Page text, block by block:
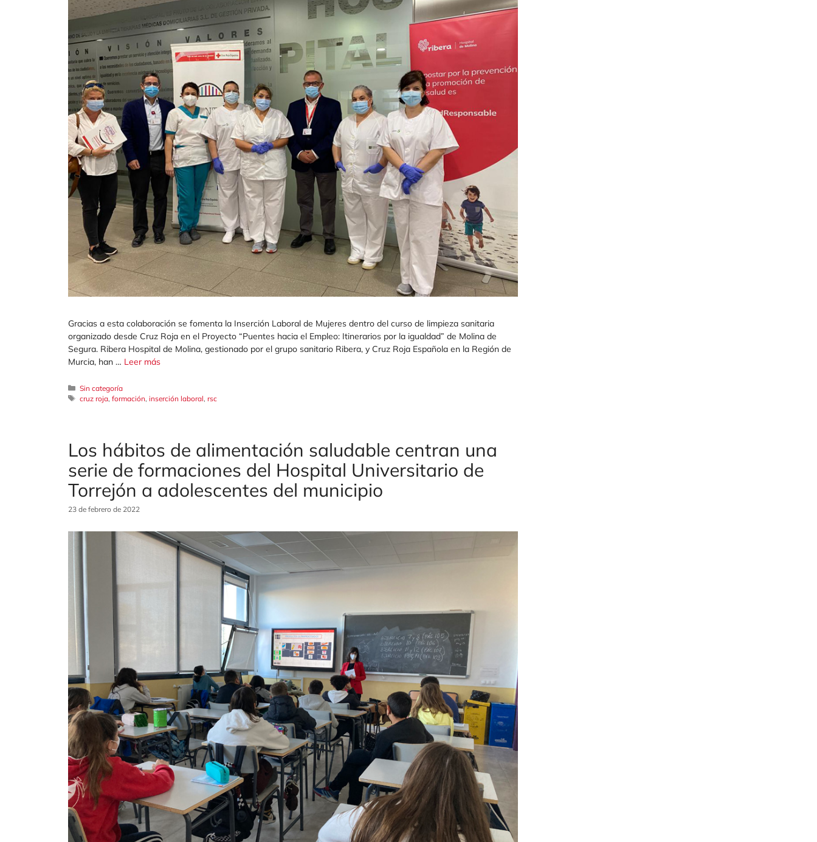
Gracias a esta colaboración se fomenta la Inserción Laboral de Mujeres dentro del curso de limpieza sanitaria
organizado desde Cruz Roja en el Proyecto “Puentes hacia el Empleo: Itinerarios por la igualdad” de Molina de
Segura. Ribera Hospital de Molina, gestionado por el grupo sanitario Ribera, y Cruz Roja Española en la Región de
Murcia, han … Leer más
Categorías
Sin categoría
Etiquetas
cruz roja,formación,inserción laboral,rsc
Los hábitos de alimentación saludable centran una
serie de formaciones del Hospital Universitario de
Torrejón a adolescentes del municipio
23 de febrero de 2022